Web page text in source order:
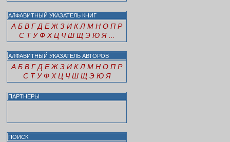
АЛФАВИТНЫЙ УКАЗАТЕЛЬ КНИГ
А Б В Г Д Е Ж З И К Л М Н О П Р
С Т У Ф Х Ц Ч Ш Щ Э Ю Я
АЛФАВИТНЫЙ УКАЗАТЕЛЬ АВТОРОВ
А Б В Г Д Е Ж З И К Л М Н О П Р
С Т У Ф Х Ц Ч Ш Щ Э Ю Я
ПАРТНЕРЫ
ПОИСК